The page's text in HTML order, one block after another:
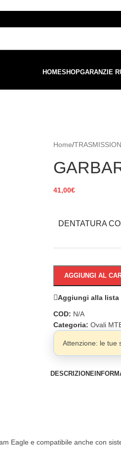
HOMESHOPGARANZIE
Home/
41,00€
DENTATURA
AGGIUNGI AL
Aggiungi alla lista
COD: N/A
Categoria: Ovali
Attenzione: le tue
DESCRIZIONE
Eagle e compatibile anche con